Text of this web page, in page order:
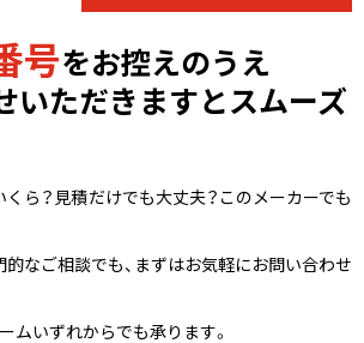
号をお控えのうえ
いただきますとスムーズ
ら？見積だけでも大丈夫？このメーカーでも
なご相談でも、まずはお気軽にお問い合わせ
ムいずれからでも承ります。